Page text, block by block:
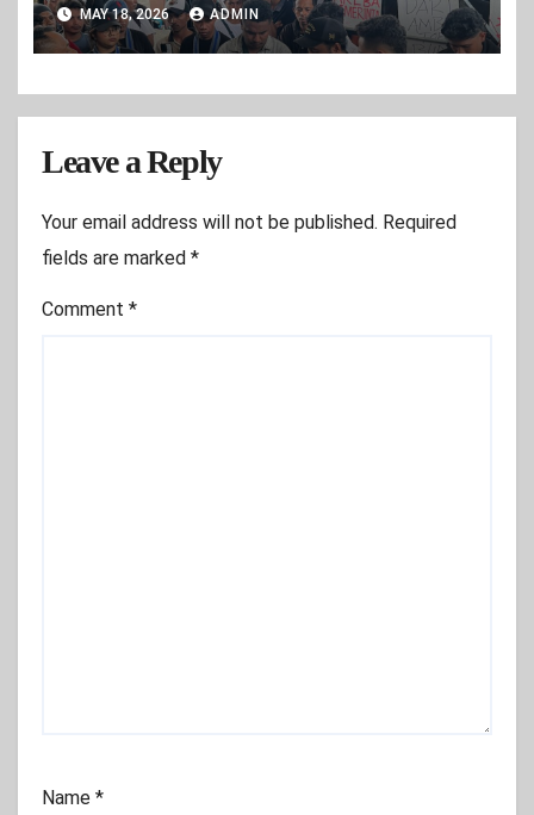
Bertanggung Jawab”
MAY 18, 2026 ADMIN
Leave a Reply
Your email address will not be published. Required
fields are marked *
Comment *
Name *